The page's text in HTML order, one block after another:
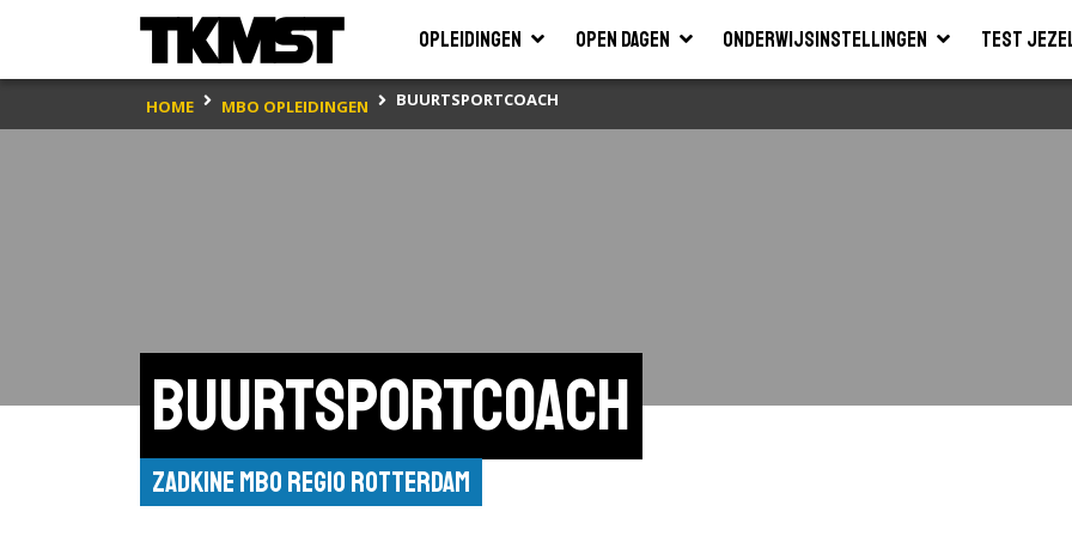
Opleidingen Open dagen Onderwijsinstellingen Test
HOME MBO OPLEIDINGEN BUURTSPORTCOACH
Buurtsportcoach
Zadkine mbo regio Rotterdam